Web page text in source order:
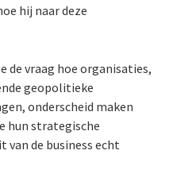
hij naar deze
de vraag hoe organisaties,
geopolitieke
onderscheid maken
hun strategische
de business echt